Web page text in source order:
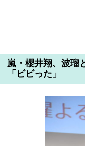
嵐・櫻井翔、波瑠
「ビビった」